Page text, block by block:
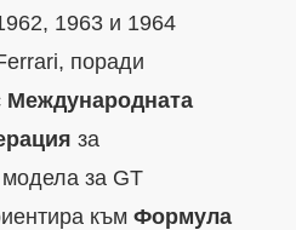
1963 и 1964
поради
Международната
за
за GT
към Формула